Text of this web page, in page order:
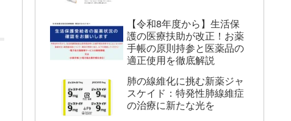
【令和8年度から】生活保
護の医療扶助が改正！お薬
手帳の原則持参と医薬品の
適正使用を徹底解説
肺の線維化に挑む新薬ジャ
スケイド：特発性肺線維症
の治療に新たな光を